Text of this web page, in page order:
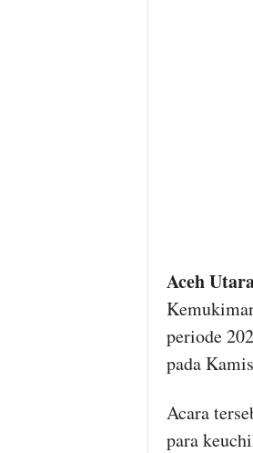
Aceh
periode
pada
Acara
para